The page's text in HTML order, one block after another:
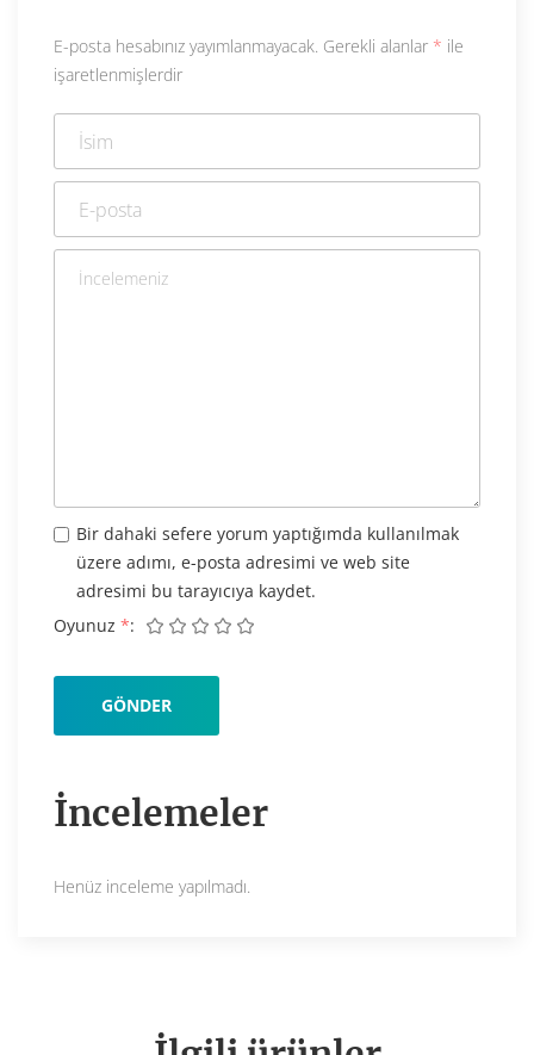
İncelemeler
Henüz inceleme yapılmadı.
E-posta hesabınız yayımlanmayacak. Gerekli alanlar * ile
işaretlenmişlerdir
Oyunuz *
Bir dahaki sefere yorum yaptığımda kullanılmak
üzere adımı, e-posta adresimi ve web site
adresimi bu tarayıcıya kaydet.